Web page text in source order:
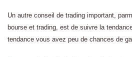
Un autre conseil de trading important,
bourse et trading, est de suivre la
tendance vous avez peu de chances de